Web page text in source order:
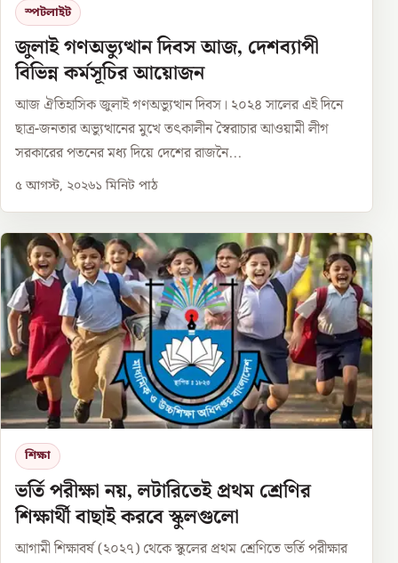
স্পটলাইট
জুলাই গণঅভ্যুত্থান দিবস আজ, দেশব্যাপী
বিভিন্ন কর্মসূচির আয়োজন
আজ ঐতিহাসিক জুলাই গণঅভ্যুত্থান দিবস। ২০২৪ সালের এই দিনে
ছাত্র-জনতার অভ্যুত্থানের মুখে তৎকালীন স্বৈরাচার আওয়ামী লীগ
সরকারের পতনের মধ্য দিয়ে দেশের রাজনৈ...
৫ আগস্ট, ২০২৬১ মিনিট পাঠ
শিক্ষা
ভর্তি পরীক্ষা নয়, লটারিতেই প্রথম শ্রেণির
শিক্ষার্থী বাছাই করবে স্কুলগুলো
আগামী শিক্ষাবর্ষ (২০২৭) থেকে স্কুলের প্রথম শ্রেণিতে ভর্তি পরীক্ষার